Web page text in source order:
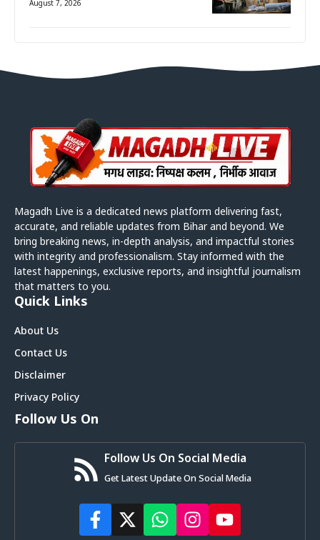
August 7, 2026
Magadh Live is a dedicated news platform delivering fast,
accurate, and reliable updates from Bihar and beyond. We
bring breaking news, in-depth analysis, and impactful stories
with integrity and professionalism. Stay informed with the
latest happenings, exclusive reports, and insightful journalism
that matters to you.
Quick Links
About Us
Contact Us
Disclaimer
Privacy Policy
Follow Us On
Follow Us On Social Media
Get Latest Update On Social Media